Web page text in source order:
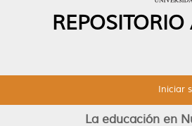
Iniciar
La educación en